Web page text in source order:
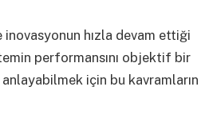
hızla devam ettiği
performansını objektif bir
için bu kavramların